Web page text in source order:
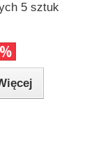
5 sztuk